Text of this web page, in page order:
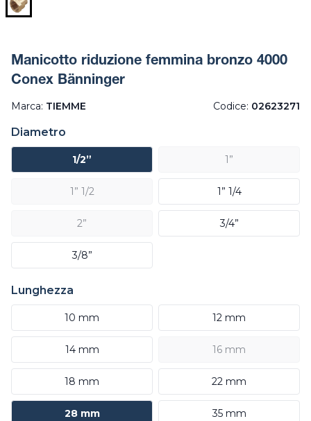
Manicotto riduzione femmina bronzo 4000
Conex Bänninger
Marca: TIEMME Codice: 02623271
Diametro
1/2” 1”
1” 1/2 1” 1/4
2” 3/4”
3/8”
Lunghezza
10 mm 12 mm
14 mm 16 mm
18 mm 22 mm
28 mm 35 mm